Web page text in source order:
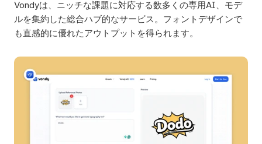
Vondyは、ニッチな課題に対応する数多くの専用AI、モデ
ルを集約した総合ハブ的なサービス。フォントデザインで
も直感的に優れたアウトプットを得られます。